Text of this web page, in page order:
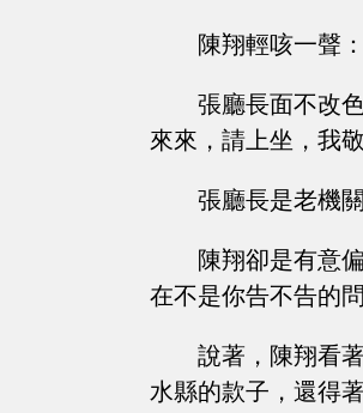
陳翔輕咳一聲
張廳長面不改
來來，請上坐，我
張廳長是老機
陳翔卻是有意
在不是你告不告的
說著，陳翔看
水縣的款子，還得